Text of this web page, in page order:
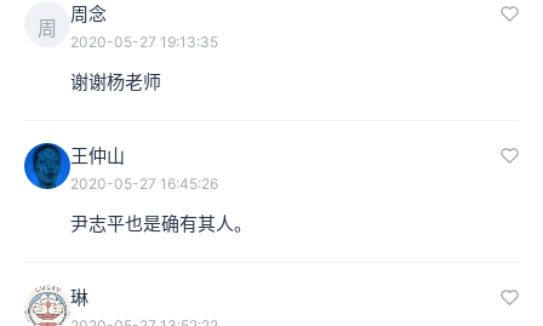
周
周念
2020-05-27 19:13:35
谢谢杨老师
王仲山
2020-05-27 16:45:26
尹志平也是确有其人。
琳